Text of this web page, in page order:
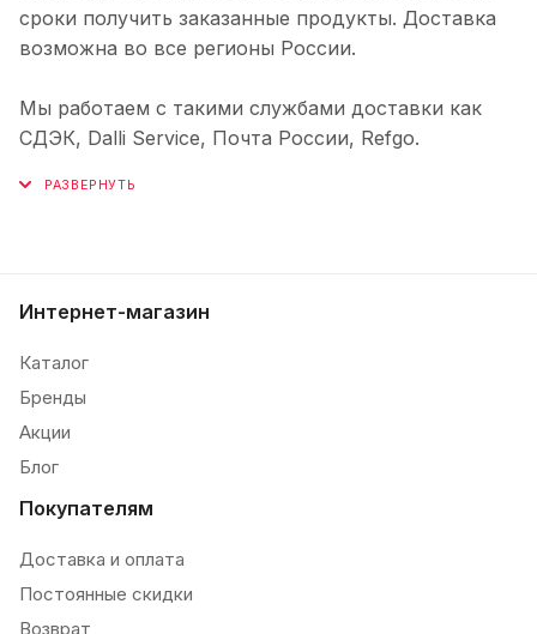
сроки получить заказанные продукты. Доставка
возможна во все регионы России.
Мы работаем с такими службами доставки как
СДЭК, Dalli Service, Почта России, Refgo.
Интернет-магазин
Каталог
Бренды
Акции
Блог
Покупателям
Доставка и оплата
Постоянные скидки
Возврат